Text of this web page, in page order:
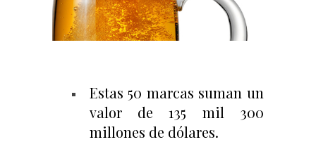
Estas 50 marcas suman un
valor de 135 mil 300
millones de dólares.